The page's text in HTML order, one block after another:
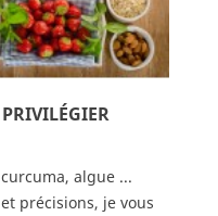
algue ...
précisions, je vous